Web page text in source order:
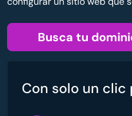
Busca tu
Con solo un clic